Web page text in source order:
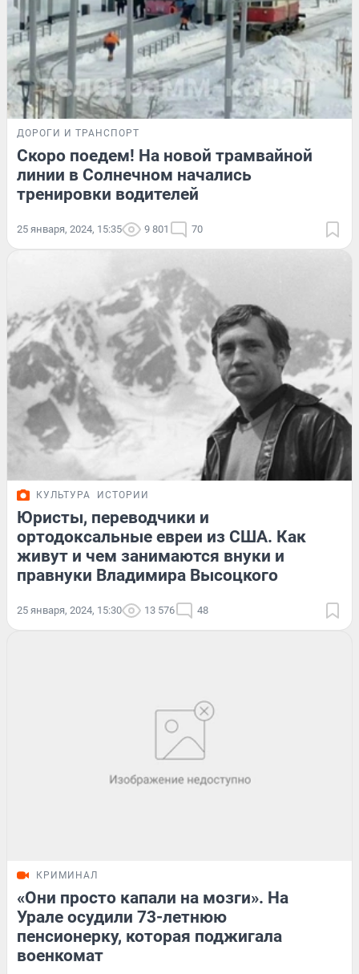
ДОРОГИ И ТРАНСПОРТ
Скоро поедем! На новой трамвайной
линии в Солнечном начались
тренировки водителей
25 января, 2024, 15:35 9 801 70
КУЛЬТУРА ИСТОРИИ
Юристы, переводчики и
ортодоксальные евреи из США. Как
живут и чем занимаются внуки и
правнуки Владимира Высоцкого
25 января, 2024, 15:30 13 576 48
КРИМИНАЛ
«Они просто капали на мозги». На
Урале осудили 73-летнюю
пенсионерку, которая поджигала
военкомат